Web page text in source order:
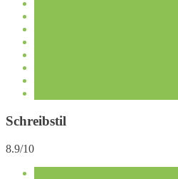
Schreibstil
8.9/10